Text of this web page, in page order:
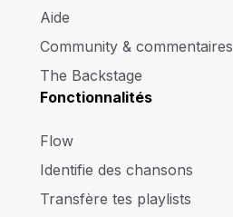
Aide
Community & commentaires
The Backstage
Fonctionnalités
Flow
Identifie des chansons
Transfère tes playlists